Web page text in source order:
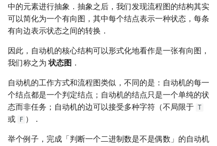
Pell 方程
中的元素进行抽象．抽象之后，我们发现流程图的结构其实
可以简化为一个有向图，其中每个结点表示一种状态，每条
有向边表示状态之间的转换．
因此，自动机的核心结构可以形式化地看作是一张有向图，
我们称之为状态图 ．
自动机的工作方式和流程图类似，不同的是：自动机的每一
个结点都是一个判定结点；自动机的结点只是一个单纯的状
态而非任务；自动机的边可以接受多种字符（不局限于 T
或 F ）．
举个例子，完成「判断一个二进制数是不是偶数」的自动机